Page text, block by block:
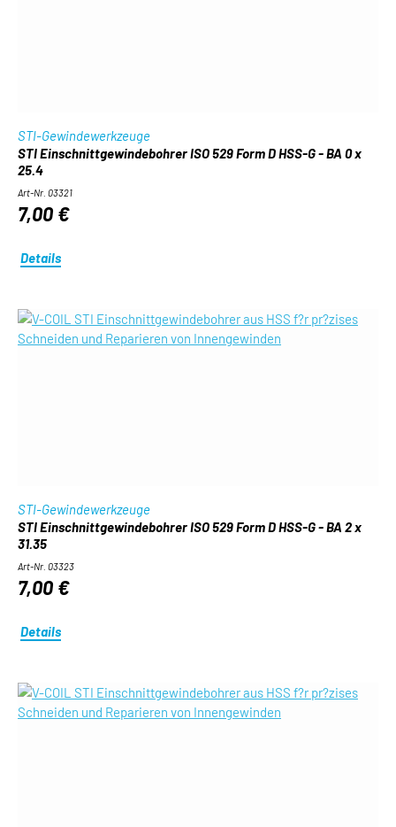
STI-Gewindewerkzeuge
STI Einschnittgewindebohrer ISO 529 Form D HSS-G - BA 0 x
25.4
Art-Nr. 03321
7,00 €
Details
STI-Gewindewerkzeuge
STI Einschnittgewindebohrer ISO 529 Form D HSS-G - BA 2 x
31.35
Art-Nr. 03323
7,00 €
Details